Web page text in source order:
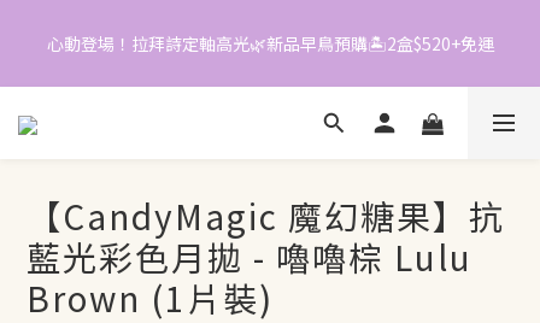
📱加入官方LINE｜領$50折價券
4
2
1
0
📱加入官方LINE｜領$50折價券
【CandyMagic 魔幻糖果】抗
藍光彩色月拋 - 嚕嚕棕 Lulu
Brown (1片裝)